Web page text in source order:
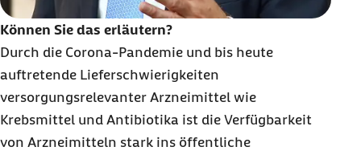
Können Sie das erläutern?
Durch die Corona-Pandemie und bis heute
auftretende Lieferschwierigkeiten
versorgungsrelevanter Arzneimittel wie
Krebsmittel und Antibiotika ist die Verfügbarkeit
von Arzneimitteln stark ins öffentliche